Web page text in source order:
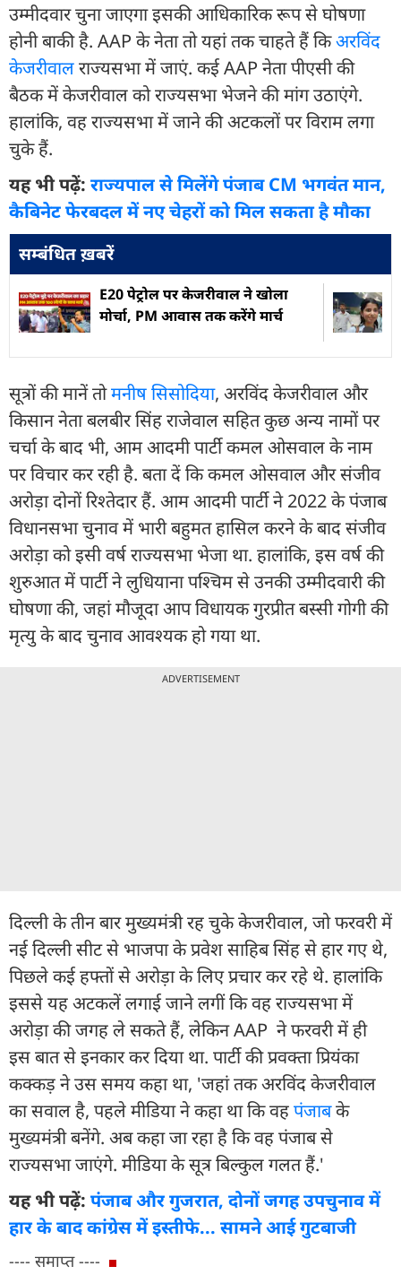
उम्मीदवार चुना जाएगा इसकी आधिकारिक रूप से घोषणा
होनी बाकी है. AAP के नेता तो यहां तक ​​चाहते हैं किअरविंद
केजरीवालराज्यसभा में जाएं. कई AAP नेता पीएसी की
बैठक में केजरीवाल को राज्यसभा भेजने की ​मांग उठाएंगे.
हालांकि, वह राज्यसभा में जाने की अटकलों पर विराम लगा
चुके हैं.
यह भी पढ़ें: राज्यपाल से मिलेंगे पंजाब CM भगवंत मान,
कैबिनेट फेरबदल में नए चेहरों को मिल सकता है मौका
सम्बंधित ख़बरें
E20 पेट्रोल पर केजरीवाल ने खोला
मोर्चा, PM आवास तक करेंगे मार्च
सूत्रों की मानें तोमनीष सिसोदिया, अरविंद केजरीवाल और
किसान नेता बलबीर सिंह राजेवाल सहित कुछ अन्य नामों पर
चर्चा के बाद भी, आम आदमी पार्टी कमल ओसवाल के नाम
पर विचार कर रही है. बता दें कि कमल ओसवाल और संजीव
अरोड़ा दोनों रिश्तेदार हैं. आम आदमी पार्टी ने 2022 के पंजाब
विधानसभा चुनाव में भारी बहुमत हासिल करने के बाद संजीव
अरोड़ा को इसी वर्ष राज्यसभा भेजा था. हालांकि, इस वर्ष की
शुरुआत में पार्टी ने लुधियाना पश्चिम से उनकी उम्मीदवारी की
घोषणा की, जहां मौजूदा आप विधायक गुरप्रीत बस्सी गोगी की
मृत्यु के बाद चुनाव आवश्यक हो गया था.
ADVERTISEMENT
दिल्ली के तीन बार मुख्यमंत्री रह चुके केजरीवाल, जो फरवरी में
नई दिल्ली सीट से भाजपा के प्रवेश साहिब सिंह से हार गए थे,
पिछले कई हफ्तों से अरोड़ा के लिए प्रचार कर रहे थे. हालांकि
इससे यह अटकलें लगाई जाने लगीं कि वह राज्यसभा में
अरोड़ा की जगह ले सकते हैं, लेकिन AAP ने फरवरी में ही
इस बात से इनकार कर दिया था. पार्टी की प्रवक्ता प्रियंका
कक्कड़ ने उस समय कहा था, 'जहां तक ​​अरविंद केजरीवाल
का सवाल है, पहले मीडिया ने कहा था कि वहपंजाबके
मुख्यमंत्री बनेंगे. अब कहा जा रहा है कि वह पंजाब से
राज्यसभा जाएंगे. मीडिया के सूत्र बिल्कुल गलत हैं.'
यह भी पढ़ें: पंजाब और गुजरात, दोनों जगह उपचुनाव में
हार के बाद कांग्रेस में इस्तीफे... सामने आई गुटबाजी
---- समाप्त ----